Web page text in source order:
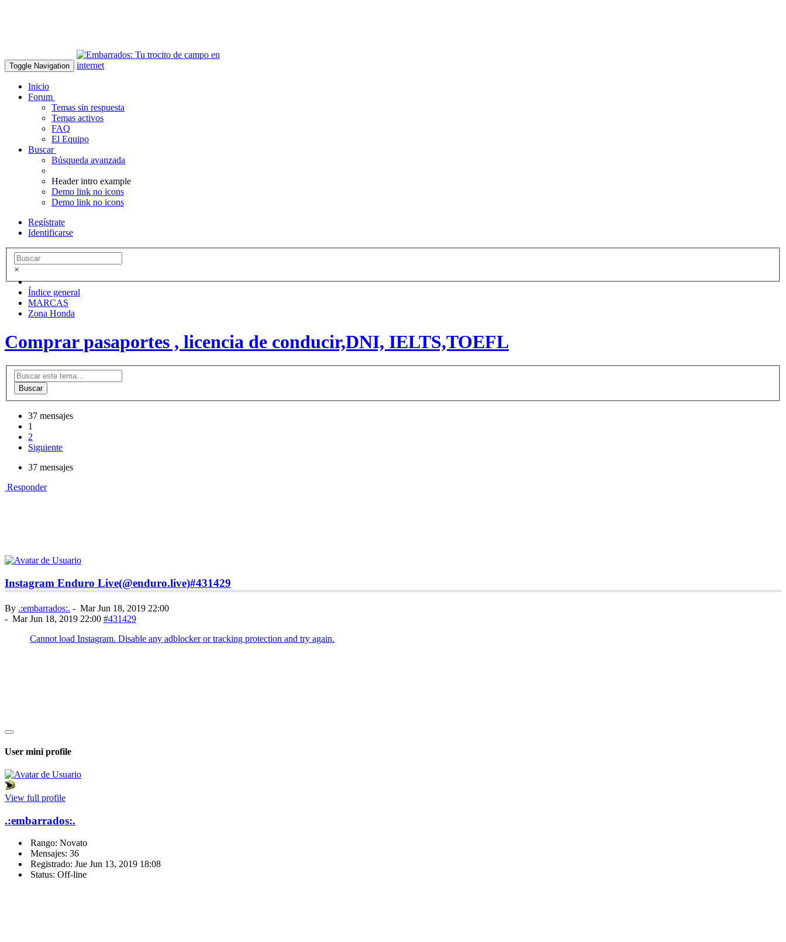
Toggle Navigation
Inicio
Forum
Temas sin respuesta
Temas activos
FAQ
El Equipo
Buscar
Búsqueda avanzada
Header intro example
Demo link no icons
Demo link no icons
Regístrate
Identificarse
×
Índice general
MARCAS
Zona Honda
Comprar pasaportes , licencia de conducir,DNI, IELTS,TOEFL
Buscar
37 mensajes
1
2
Siguiente
37 mensajes
Responder
Instagram Enduro Live(@enduro.live)#431429
By .:embarrados:. - Mar Jun 18, 2019 22:00
- Mar Jun 18, 2019 22:00 #431429
User mini profile
View full profile
.:embarrados:.
Rango: Novato
Mensajes: 36
Registrado: Jue Jun 13, 2019 18:08
Status: Off-line